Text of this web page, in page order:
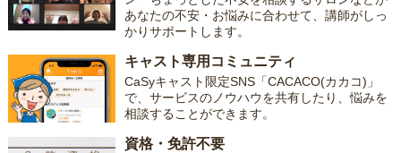
あなたの不安・お悩みに合わせて、講師がしっ
かりサポートします。
キャスト専用コミュニティ
CaSyキャスト限定SNS「CACACO(カカコ)」
で、サービスのノウハウを共有したり、悩みを
相談することができます。
資格・免許不要